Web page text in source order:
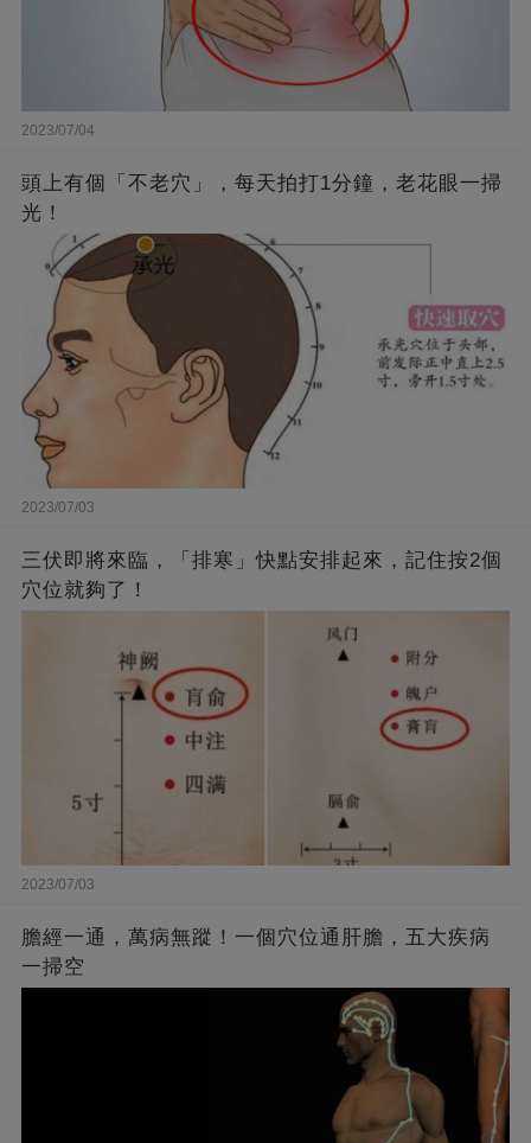
2023/07/04
頭上有個「不老穴」，每天拍打1分鐘，老花眼一掃
光！
2023/07/03
三伏即將來臨，「排寒」快點安排起來，記住按2個
穴位就夠了！
2023/07/03
膽經一通，萬病無蹤！一個穴位通肝膽，五大疾病
一掃空